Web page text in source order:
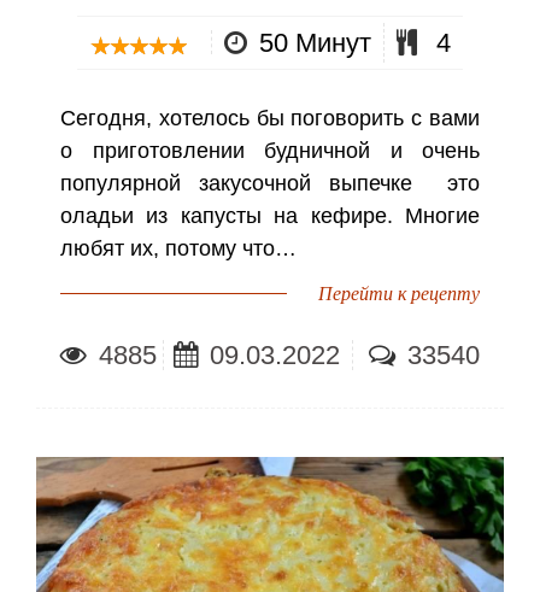
50 Минут 4
Сегодня, хотелось бы поговорить с вами
о приготовлении будничной и очень
популярной закусочной выпечке это
оладьи из капусты на кефире. Многие
любят их, потому что…
Перейти к рецепту
4885 09.03.2022 33540